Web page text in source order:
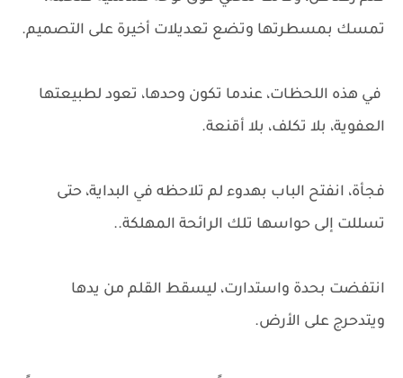
تمسك بمسطرتها وتضع تعديلات أخيرة على التصميم.
في هذه اللحظات، عندما تكون وحدها، تعود لطبيعتها
العفوية، بلا تكلف، بلا أقنعة.
فجأة، انفتح الباب بهدوء لم تلاحظه في البداية، حتى
تسللت إلى حواسها تلك الرائحة المهلكة..
انتفضت بحدة واستدارت، ليسقط القلم من يدها
ويتدحرج على الأرض.